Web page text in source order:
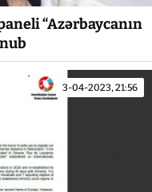
“Azərbaycanın
3-04-2023, 21:56